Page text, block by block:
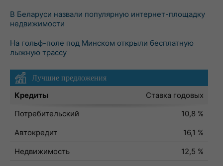
В Беларуси назвали популярную интернет-площадку
недвижимости
На гольф-поле под Минском открыли бесплатную
лыжную трассу
Лучшие предложения
Кредиты
Ставка годовых
Потребительский
10,8 %
Автокредит
16,1 %
Недвижимость
12,5 %